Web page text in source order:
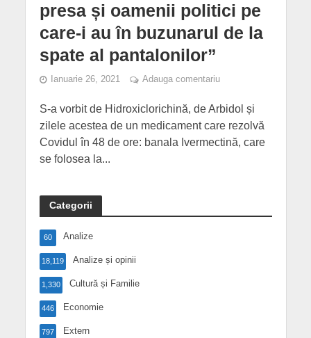
presa și oamenii politici pe
care-i au în buzunarul de la
spate al pantalonilor”
Ianuarie 26, 2021 Adauga comentariu
S-a vorbit de Hidroxiclorichină, de Arbidol și
zilele acestea de un medicament care rezolvă
Covidul în 48 de ore: banala Ivermectină, care
se folosea la...
Categorii
Analize
60
Analize și opinii
18,119
Cultură și Familie
1,330
Economie
446
Extern
797